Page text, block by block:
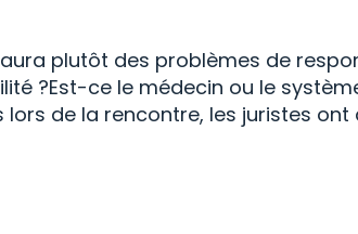
plutôt des problèmes de
?Est-ce le médecin ou le
de la rencontre, les juristes